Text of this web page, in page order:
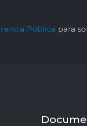
Pública para